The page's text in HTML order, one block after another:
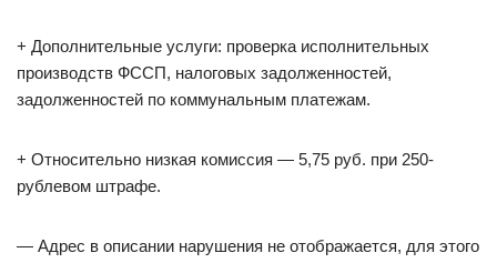
+ Дополнительные услуги: проверка исполнительных
производств ФССП, налоговых задолженностей,
задолженностей по коммунальным платежам.
+ Относительно низкая комиссия — 5,75 руб. при 250-
рублевом штрафе.
— Адрес в описании нарушения не отображается, для этого